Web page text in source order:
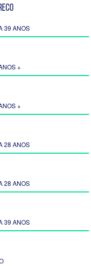
39 ANOS
+
+
28 ANOS
28 ANOS
39 ANOS